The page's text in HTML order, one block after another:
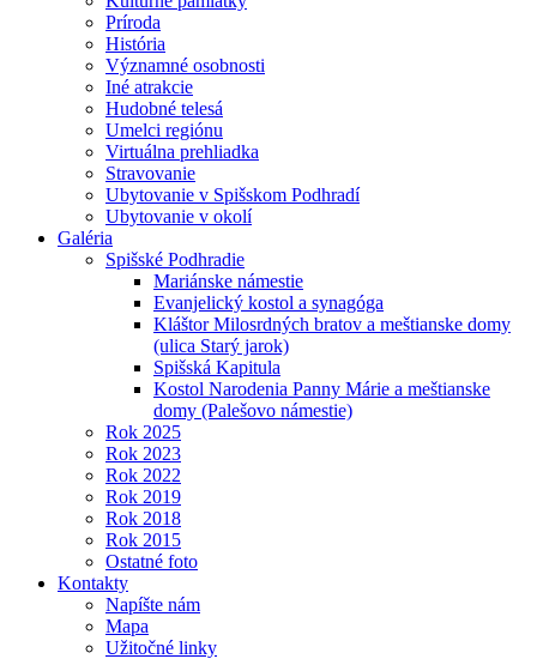
Príroda
História
Významné osobnosti
Iné atrakcie
Hudobné telesá
Umelci regiónu
Virtuálna prehliadka
Stravovanie
Ubytovanie v Spišskom Podhradí
Ubytovanie v okolí
Galéria
Spišské Podhradie
Mariánske námestie
Evanjelický kostol a synagóga
Kláštor Milosrdných bratov a meštianske domy
(ulica Starý jarok)
Spišská Kapitula
Kostol Narodenia Panny Márie a meštianske
domy (Palešovo námestie)
Rok 2025
Rok 2023
Rok 2022
Rok 2019
Rok 2018
Rok 2015
Ostatné foto
Kontakty
Napíšte nám
Mapa
Užitočné linky